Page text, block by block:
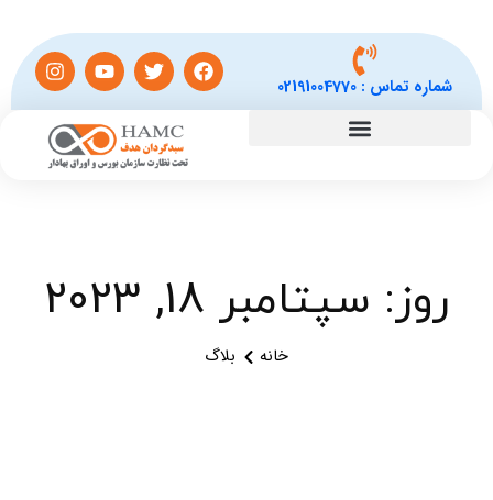
شماره تماس :02191004770
روز: سپتامبر 18, 2023
خانه بلاگ